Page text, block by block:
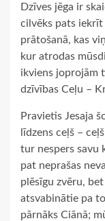
Dzīves jēga ir
cilvēks pats iekrīt
prātošanā, kas
kur atrodas
ikviens joprojām
dzīvības Ceļu –
Pravietis Jesaja
līdzens ceļš –
tur nespers savu
pat neprašas
plēsīgu zvēru,
atsvabinātie pa
pārnāks Ciānā;